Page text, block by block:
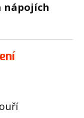
nápojích